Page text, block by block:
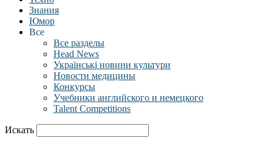
Знания
Юмор
Все
Все разделы
Head News
Українські новини культури
Новости медицины
Конкурсы
Учебники английского и немецкого
Talent Competitions
Искать